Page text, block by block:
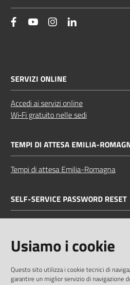
facebookYouTube Instagram
SERVIZI ONLINE
Accedi ai servizi online
Wi‑Fi gratuito nelle sedi
TEMPI DI ATTESA EMILIA-
Tempi di attesa Emilia-Romagna
SELF-SERVICE PASSWORD RESET
Dichiarazione di accessibilità
Usiamo i cookie
Questo sito utilizza i cookie tecnici di
garantire un miglior servizio di navigazione